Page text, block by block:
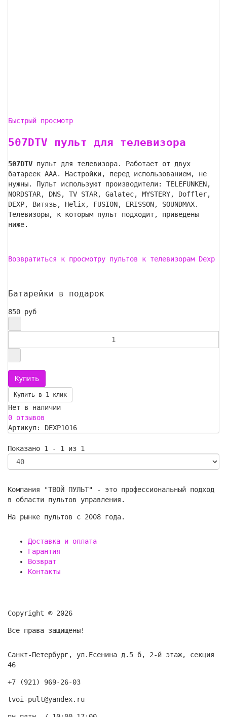
Быстрый просмотр
507DTV пульт для телевизора
507DTV пульт для телевизора. Работает от двух
батареек AAA. Настройки, перед использованием, не
нужны. Пульт используют производители: TELEFUNKEN,
NORDSTAR, DNS, TV STAR, Galatec, MYSTERY, Doffler,
DEXP, Витязь, Helix, FUSION, ERISSON, SOUNDMAX.
Телевизоры, к которым пульт подходит, приведены
ниже.
Возвратиться к просмотру пультов к телевизорам Dexp
Батарейки в подарок
850 руб
Купить в 1 клик
Нет в наличии
0 отзывов
Артикул: DEXP1016
Показано 1 - 1 из 1
Компания "ТВОЙ ПУЛЬТ" - это профессиональный подход
в области пультов управления.
На рынке пультов с 2008 года.
Доставка и оплата
Гарантия
Возврат
Контакты
Copyright © 2026
Все права защищены!
Санкт-Петербург, ул.Есенина д.5 б, 2-й этаж, секция
46
+7 (921) 969-26-03
tvoi-pult@yandex.ru